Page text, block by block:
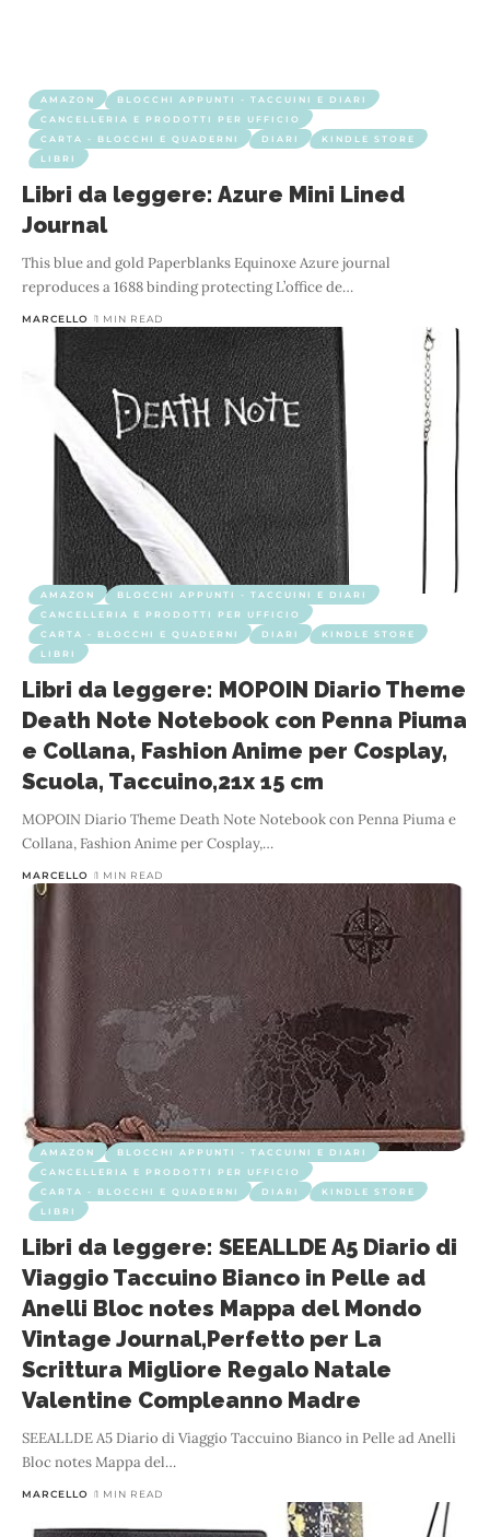
AMAZON
BLOCCHI APPUNTI - TACCUINI E DIARI
CANCELLERIA E PRODOTTI PER UFFICIO
CARTA - BLOCCHI E QUADERNI
DIARI
KINDLE STORE
LIBRI
Libri da leggere: Azure Mini Lined
Journal
This blue and gold Paperblanks Equinoxe Azure journal
reproduces a 1688 binding protecting L’office de…
MARCELLO 1 MIN READ
AMAZON
BLOCCHI APPUNTI - TACCUINI E DIARI
CANCELLERIA E PRODOTTI PER UFFICIO
CARTA - BLOCCHI E QUADERNI
DIARI
KINDLE STORE
LIBRI
Libri da leggere: MOPOIN Diario Theme
Death Note Notebook con Penna Piuma
e Collana, Fashion Anime per Cosplay,
Scuola, Taccuino,21x 15 cm
MOPOIN Diario Theme Death Note Notebook con Penna Piuma e
Collana, Fashion Anime per Cosplay,…
MARCELLO 1 MIN READ
AMAZON
BLOCCHI APPUNTI - TACCUINI E DIARI
CANCELLERIA E PRODOTTI PER UFFICIO
CARTA - BLOCCHI E QUADERNI
DIARI
KINDLE STORE
LIBRI
Libri da leggere: SEEALLDE A5 Diario di
Viaggio Taccuino Bianco in Pelle ad
Anelli Bloc notes Mappa del Mondo
Vintage Journal,Perfetto per La
Scrittura Migliore Regalo Natale
Valentine Compleanno Madre
SEEALLDE A5 Diario di Viaggio Taccuino Bianco in Pelle ad Anelli
Bloc notes Mappa del…
MARCELLO 1 MIN READ